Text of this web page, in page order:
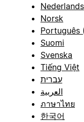
Nederlands
Norsk
Português
Suomi
Svenska
Tiếng Việt
עברית
العربية
ภาษาไทย
한국어